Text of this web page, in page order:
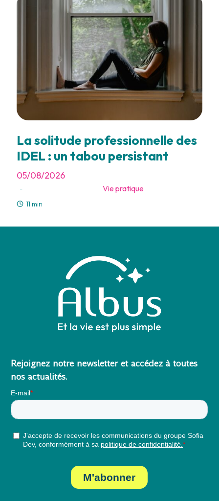
La solitude professionnelle des
IDEL : un tabou persistant
05/08/2026
- Vie pratique
11 min
Rejoignez notre newsletter et accédez à toutes
nos actualités.